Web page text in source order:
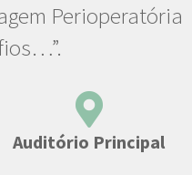
Perioperatória
Auditório Principal